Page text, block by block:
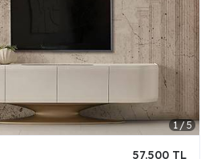
57.500 TL